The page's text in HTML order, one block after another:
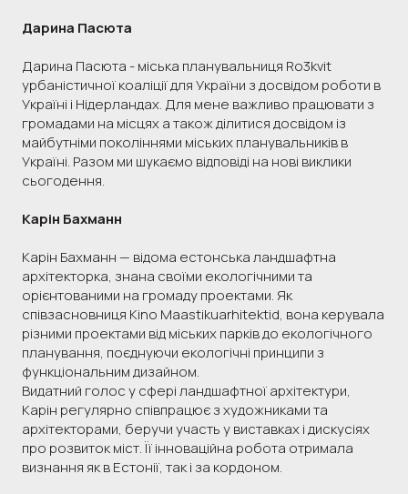
Дарина Пасюта
Дарина Пасюта - міська планувальниця Ro3kvit
урбаністичної коаліції для України з досвідом роботи в
Україні і Нідерландах. Для мене важливо працювати з
громадами на місцях а також ділитися досвідом із
майбутніми поколіннями міських планувальників в
Україні. Разом ми шукаємо відповіді на нові виклики
сьогодення.
Карін Бахманн
Карін Бахманн — відома естонська ландшафтна
архітекторка, знана своїми екологічними та
орієнтованими на громаду проектами. Як
співзасновниця Kino Maastikuarhitektid, вона керувала
різними проектами від міських парків до екологічного
планування, поєднуючи екологічні принципи з
функціональним дизайном.
Видатний голос у сфері ландшафтної архітектури,
Карін регулярно співпрацює з художниками та
архітекторами, беручи участь у виставках і дискусіях
про розвиток міст. Її інноваційна робота отримала
визнання як в Естонії, так і за кордоном.